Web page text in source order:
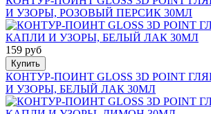
И УЗОРЫ, РОЗОВЫЙ ПЕРСИК 30МЛ
159 руб
Купить
КОНТУР-ПОИНТ GLOSS 3D POINT
И УЗОРЫ, БЕЛЫЙ ЛАК 30МЛ